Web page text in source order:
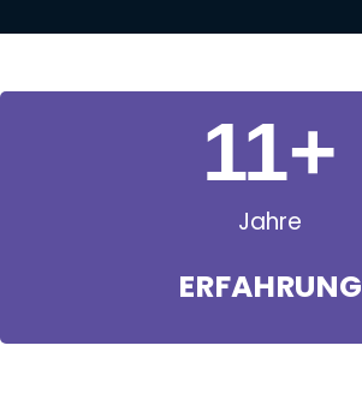
Jahre
ERFAHRUNG
11+